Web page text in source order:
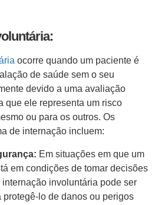
ocorre quando um paciente é
de saúde sem o seu
devido a uma avaliação
que ele representa um risco
ou para os outros. Os
de internação incluem:
Em situações em que um
em condições de tomar decisões
internação involuntária pode ser
protegê-lo de danos ou perigos